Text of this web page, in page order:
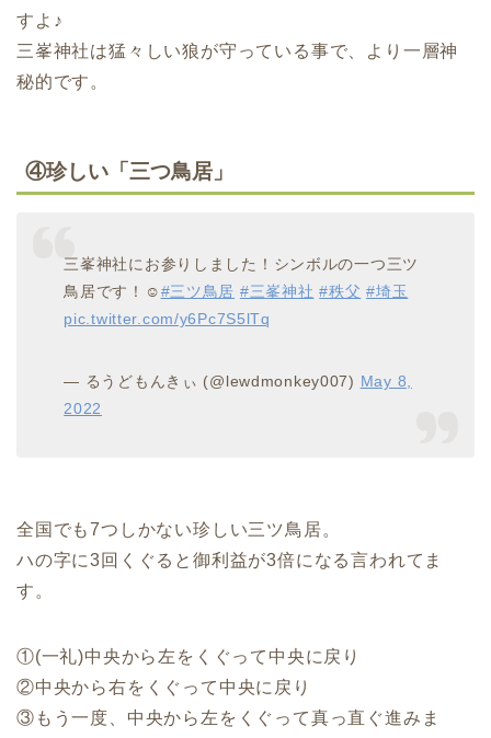
すよ♪
三峯神社は猛々しい狼が守っている事で、より一層神
秘的です。
④珍しい「三つ鳥居」
三峯神社にお参りしました！シンボルの一つ三ツ
鳥居です！☺️#三ツ鳥居 #三峯神社 #秩父 #埼玉
pic.twitter.com/y6Pc7S5lTq
— るうどもんきぃ (@lewdmonkey007) May 8,
2022
全国でも7つしかない珍しい三ツ鳥居。
ハの字に3回くぐると御利益が3倍になる言われてま
す。
①(一礼)中央から左をくぐって中央に戻り
②中央から右をくぐって中央に戻り
③もう一度、中央から左をくぐって真っ直ぐ進みま